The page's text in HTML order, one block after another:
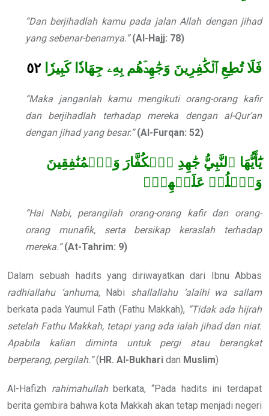
“Dan berjihadlah kamu pada jalan Allah dengan jihad
yang sebenar-benarnya.”(Al-Hajj: 78)
فَلَا تُطِعِ ٱلۡكَٰفِرِينَ وَجَٰهِدۡهُم بِهِۦ جِهَادٗا كَبِيرٗا ٥٢
“Maka janganlah kamu mengikuti orang-orang kafir
dan berjihadlah terhadap mereka dengan al-Qur’an
dengan jihad yang besar.”(Al-Furqan: 52)
يَٰٓأَيُّهَا ٱلنَّبِيُّ جَٰهِدِ ٱلۡكُفَّارَ وَٱلۡمُنَٰفِقِينَ
وَٱغۡلُظۡ عَلَيۡهِمۡۚ
“Hai Nabi, perangilah orang-orang kafir dan orang-
orang munafik, serta bersikap keraslah terhadap
mereka.”(At-Tahrim: 9)
Dalam sebuah hadits yang diriwayatkan dari Ibnu Abbas
radhiallahu ‘anhuma, Nabi shallallahu ‘alaihi wa sallam
berkata pada Yaumul Fath (Fathu Makkah), “Tidak ada hijrah
setelah Fathu Makkah, tetapi yang ada ialah jihad dan niat.
Apabila kalian diminta untuk pergi
atau berangkat
berperang, pergilah.”( HR. Al-Bukhari dan Muslim)
Al-Hafizh rahimahullahberkata, “Pada hadits ini terdapat
berita gembira bahwa kota Makkah akan tetap menjadi negeri